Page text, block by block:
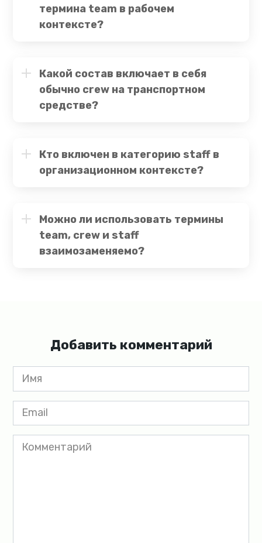
термина team в рабочем
контексте?
Какой состав включает в себя
обычно crew на транспортном
средстве?
Кто включен в категорию staff в
организационном контексте?
Можно ли использовать термины
team, crew и staff
взаимозаменяемо?
Добавить комментарий
Имя
*
Email
*
Комментарий